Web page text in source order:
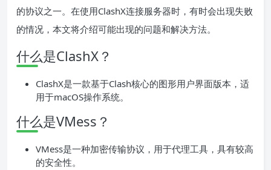
的协议之一。在使用ClashX连接服务器时，有时会出现失败
的情况，本文将介绍可能出现的问题和解决方法。
什么是ClashX？
ClashX是一款基于Clash核心的图形用户界面版本，适
用于macOS操作系统。
什么是VMess？
VMess是一种加密传输协议，用于代理工具，具有较高
的安全性。